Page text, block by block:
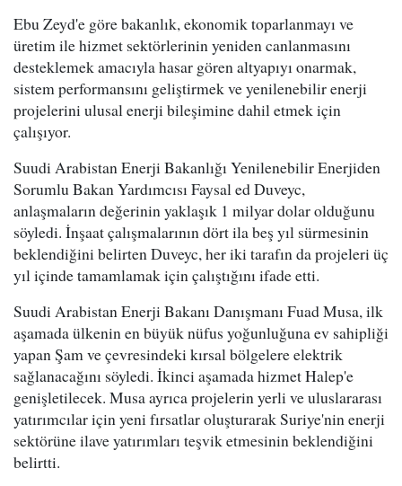
Ebu Zeyd'e göre bakanlık, ekonomik toparlanmayı ve
üretim ile hizmet sektörlerinin yeniden canlanmasını
desteklemek amacıyla hasar gören altyapıyı onarmak,
sistem performansını geliştirmek ve yenilenebilir enerji
projelerini ulusal enerji bileşimine dahil etmek için
çalışıyor.
Suudi Arabistan Enerji Bakanlığı Yenilenebilir Enerjiden
Sorumlu Bakan Yardımcısı Faysal ed Duveyc,
anlaşmaların değerinin yaklaşık 1 milyar dolar olduğunu
söyledi. İnşaat çalışmalarının dört ila beş yıl sürmesinin
beklendiğini belirten Duveyc, her iki tarafın da projeleri üç
yıl içinde tamamlamak için çalıştığını ifade etti.
Suudi Arabistan Enerji Bakanı Danışmanı Fuad Musa, ilk
aşamada ülkenin en büyük nüfus yoğunluğuna ev sahipliği
yapan Şam ve çevresindeki kırsal bölgelere elektrik
sağlanacağını söyledi. İkinci aşamada hizmet Halep'e
genişletilecek. Musa ayrıca projelerin yerli ve uluslararası
yatırımcılar için yeni fırsatlar oluşturarak Suriye'nin enerji
sektörüne ilave yatırımları teşvik etmesinin beklendiğini
belirtti.